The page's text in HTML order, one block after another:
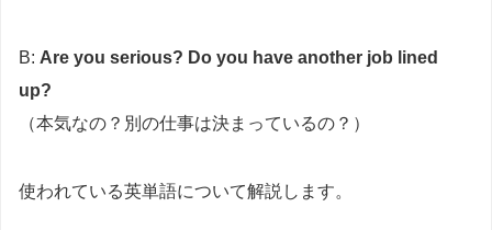
B: Are you serious? Do you have another job lined
up?
（本気なの？別の仕事は決まっているの？）
使われている英単語について解説します。